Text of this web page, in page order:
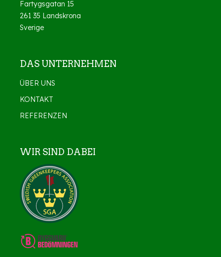
Fartygsgatan 15
261 35 Landskrona
Sverige
DAS UNTERNEHMEN
ÜBER UNS
KONTAKT
REFERENZEN
WIR SIND DABEI